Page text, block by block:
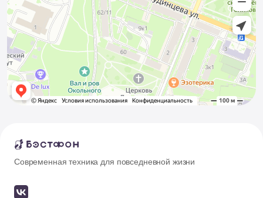
Современная техника для повседневной жизни